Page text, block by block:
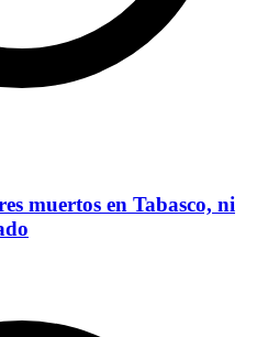
muertos en Tabasco, ni